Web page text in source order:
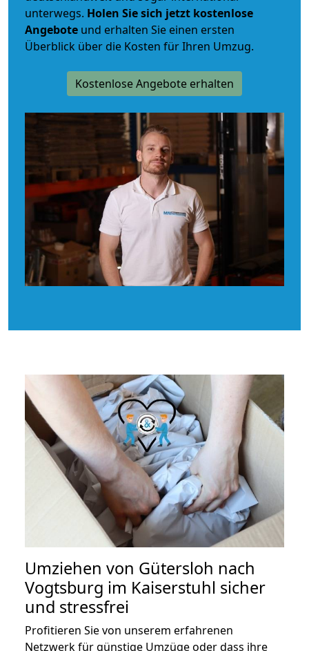
unterwegs. Holen Sie sich jetzt kostenlose
Angebote und erhalten Sie einen ersten
Überblick über die Kosten für Ihren Umzug.
Kostenlose Angebote erhalten
Umziehen von Gütersloh nach
Vogtsburg im Kaiserstuhl sicher
und stressfrei
Profitieren Sie von unserem erfahrenen
Netzwerk für günstige Umzüge oder dass ihre